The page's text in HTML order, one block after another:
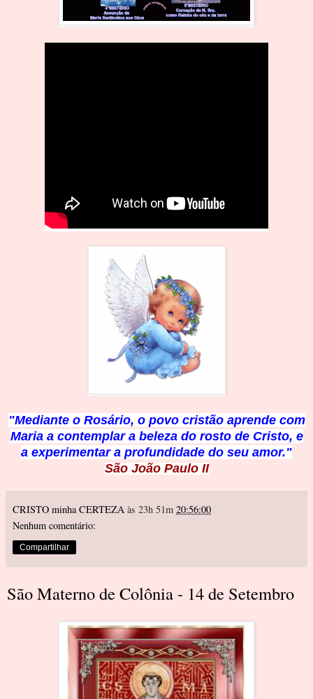
"Mediante o Rosário, o povo cristão aprende com
Maria a contemplar a beleza do rosto de Cristo, e
a experimentar a profundidade do seu amor."
São João Paulo II
CRISTO minha CERTEZA às 23h 51m 20:56:00
Nenhum comentário:
Compartilhar
São Materno de Colônia - 14 de Setembro